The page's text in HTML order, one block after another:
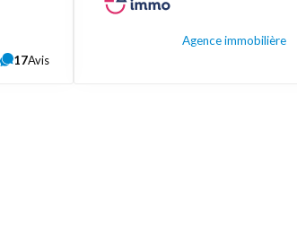
17Avis
Agence immobilière